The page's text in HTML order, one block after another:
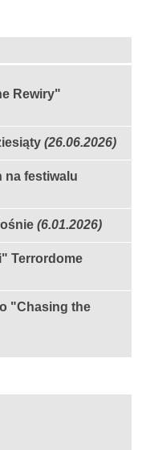
Rewiry"
(26.06.2026)
na festiwalu
(6.01.2026)
Terrordome
"Chasing the